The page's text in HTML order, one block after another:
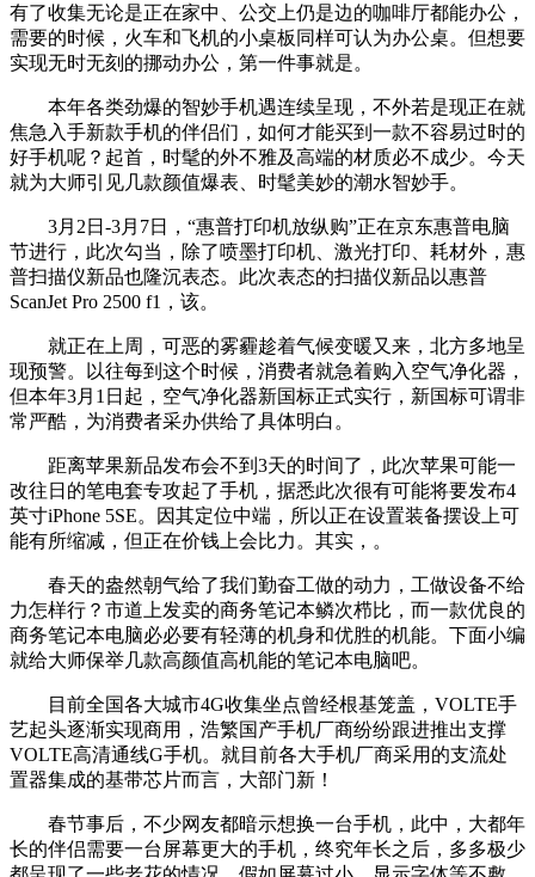
有了收集无论是正在家中、公交上仍是边的咖啡厅都能办公，
需要的时候，火车和飞机的小桌板同样可认为办公桌。但想要
实现无时无刻的挪动办公，第一件事就是。
本年各类劲爆的智妙手机遇连续呈现，不外若是现正在就
焦急入手新款手机的伴侣们，如何才能买到一款不容易过时的
好手机呢？起首，时髦的外不雅及高端的材质必不成少。今天
就为大师引见几款颜值爆表、时髦美妙的潮水智妙手。
3月2日-3月7日，“惠普打印机放纵购”正在京东惠普电脑
节进行，此次勾当，除了喷墨打印机、激光打印、耗材外，惠
普扫描仪新品也隆沉表态。此次表态的扫描仪新品以惠普
ScanJet Pro 2500 f1，该。
就正在上周，可恶的雾霾趁着气候变暖又来，北方多地呈
现预警。以往每到这个时候，消费者就急着购入空气净化器，
但本年3月1日起，空气净化器新国标正式实行，新国标可谓非
常严酷，为消费者采办供给了具体明白。
距离苹果新品发布会不到3天的时间了，此次苹果可能一
改往日的笔电套专攻起了手机，据悉此次很有可能将要发布4
英寸iPhone 5SE。因其定位中端，所以正在设置装备摆设上可
能有所缩减，但正在价钱上会比力。其实，。
春天的盎然朝气给了我们勤奋工做的动力，工做设备不给
力怎样行？市道上发卖的商务笔记本鳞次栉比，而一款优良的
商务笔记本电脑必必要有轻薄的机身和优胜的机能。下面小编
就给大师保举几款高颜值高机能的笔记本电脑吧。
目前全国各大城市4G收集坐点曾经根基笼盖，VOLTE手
艺起头逐渐实现商用，浩繁国产手机厂商纷纷跟进推出支撑
VOLTE高清通线G手机。就目前各大手机厂商采用的支流处
置器集成的基带芯片而言，大部门新！
春节事后，不少网友都暗示想换一台手机，此中，大都年
长的伴侣需要一台屏幕更大的手机，终究年长之后，多多极少